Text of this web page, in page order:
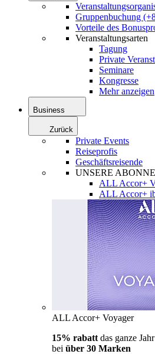
Gruppenbuchung
Vorteile des
Veranstaltungsarten
Tagung
Private
Seminare
Kongresse
Mehr anzeigen
Business
Zurück
Private Events
Reiseprofis
Geschäftsreisende
UNSERE
ALL Accor+
ALL Accor+
ALL Accor+ Voyager
15% rabatt das ganze
bei über 30 Marken